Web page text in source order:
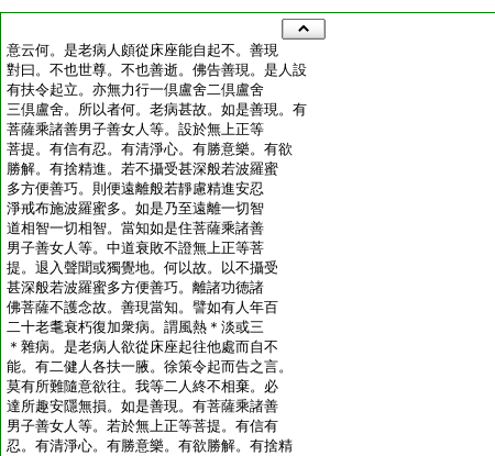
意云何。是老病人頗從床座能自起不。善現
對曰。不也世尊。不也善逝。佛告善現。是人設
有扶令起立。亦無力行一倶盧舍二倶盧舍
三倶盧舍。所以者何。老病甚故。如是善現。有
菩薩乘諸善男子善女人等。設於無上正等
菩提。有信有忍。有清淨心。有勝意樂。有欲
勝解。有捨精進。若不攝受甚深般若波羅蜜
多方便善巧。則便遠離般若靜慮精進安忍
淨戒布施波羅蜜多。如是乃至遠離一切智
道相智一切相智。當知如是住菩薩乘諸善
男子善女人等。中道衰敗不證無上正等菩
提。退入聲聞或獨覺地。何以故。以不攝受
甚深般若波羅蜜多方便善巧。離諸功徳諸
佛菩薩不護念故。善現當知。譬如有人年百
二十老耄衰朽復加衆病。謂風熱＊淡或三
＊雜病。是老病人欲從床座起往他處而自不
能。有二健人各扶一腋。徐策令起而告之言。
莫有所難隨意欲往。我等二人終不相棄。必
達所趣安隱無損。如是善現。有菩薩乘諸善
男子善女人等。若於無上正等菩提。有信有
忍。有清淨心。有勝意樂。有欲勝解。有捨精